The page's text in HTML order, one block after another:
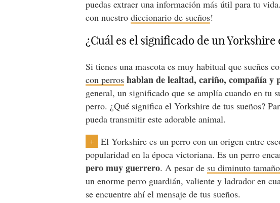
puedas extraer una información más útil para tu
con nuestrodiccionario de sueños!
¿Cuál es el significado de un Yorkshire
Si tienes una mascota es muy habitual que sueñes
con perros hablan de lealtad, cariño, compañía y
general, un significado que se amplía cuando en tu
perro. ¿Qué significa el Yorkshire de tus sueños?
pueda transmitir este adorable animal.
+
El Yorkshire es un perro con un origen entre
popularidad en la época victoriana. Es un perro
pero muy guerrero. A pesar de su diminuto tamaño
un enorme perro guardián, valiente y ladrador en
se encuentre ahí el mensaje de tus sueños.